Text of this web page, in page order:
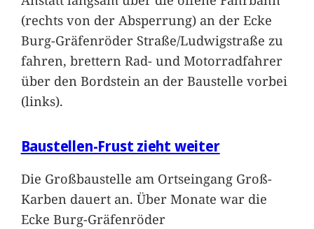
(rechts von der Absperrung) an der Ecke
Burg-Gräfenröder Straße/Ludwigstraße zu
fahren, brettern Rad- und Motorradfahrer
über den Bordstein an der Baustelle vorbei
(links).
Baustellen-Frust zieht weiter
Die Großbaustelle am Ortseingang Groß-
Karben dauert an. Über Monate war die
Ecke Burg-Gräfenröder